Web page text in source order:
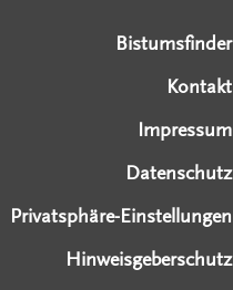
Bistumsfinder
Kontakt
Impressum
Datenschutz
Privatsphäre-Einstellungen
Hinweisgeberschutz